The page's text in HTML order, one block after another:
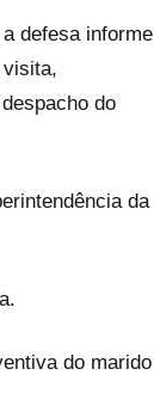
defesa informe
visita,
do
da
do marido